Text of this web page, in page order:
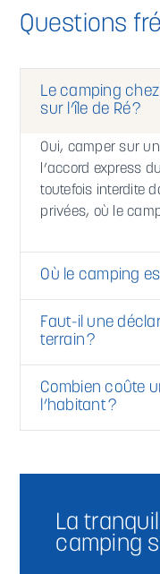
Questions
Le camping
sur l’île de Ré ?
Oui, camper sur
l’accord express
toutefois interdite
privées, où le
Où le camping
Faut-il une
terrain ?
Combien coûte
l’habitant ?
La
camping